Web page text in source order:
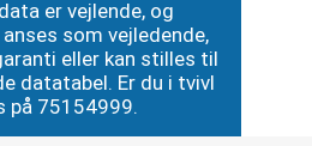
er vejlende, og
som vejledende,
eller kan stilles til
datatabel. Er du i tvivl
på 75154999.